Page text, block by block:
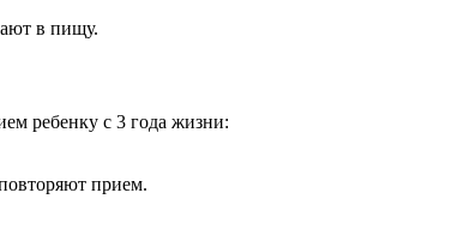
в пищу.
ребенку с 3 года жизни:
прием.